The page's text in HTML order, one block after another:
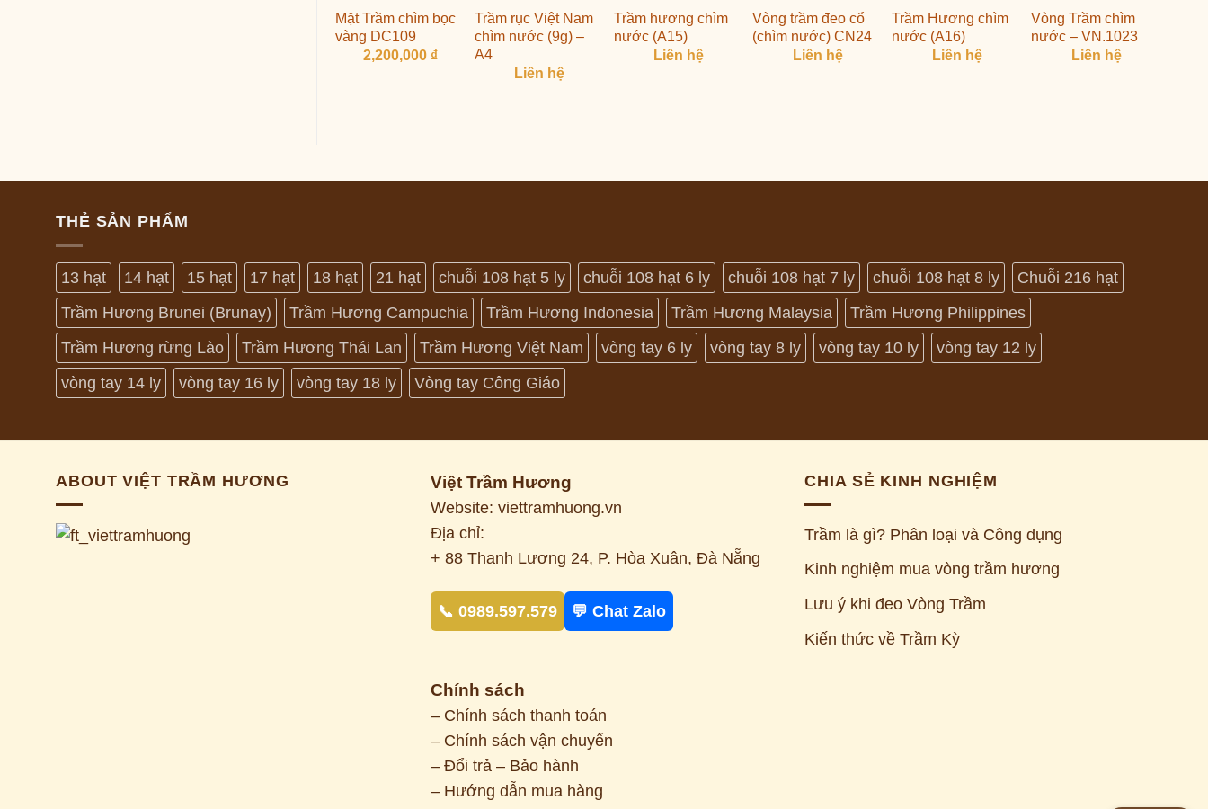
Mặt Trầm chìm bọc
vàng DC109
2,200,000 ₫
Trầm rục Việt Nam
chìm nước (9g) –
A4
Liên hệ
Trầm hương chìm
nước (A15)
Liên hệ
Vòng trầm đeo cổ
(chìm nước) CN24
Liên hệ
Trầm Hương chìm
nước (A16)
Liên hệ
Vòng Trầm chìm
nước – VN.1023
Liên hệ
THẺ SẢN PHẨM
13 hạt 14 hạt 15 hạt 17 hạt 18 hạt 21 hạt chuỗi 108 hạt 5 ly chuỗi 108 hạt 6 ly chuỗi 108 hạt 7 ly chuỗi 108 hạt 8 ly
Chuỗi 216 hạt
Trầm Hương Brunei (Brunay)
Trầm Hương Campuchia Trầm Hương Indonesia Trầm Hương Malaysia
Trầm Hương Philippines
Trầm Hương rừng Lào
Trầm Hương Thái Lan Trầm Hương Việt Nam vòng tay 6 ly vòng tay 8 ly vòng tay 10 ly
vòng tay 12 ly
vòng tay 14 ly
vòng tay 16 ly vòng tay 18 ly Vòng tay Công Giáo
ABOUT VIỆT TRẦM HƯƠNG Việt Trầm Hương
Website: viettramhuong.vn
Địa chỉ:
+ 88 Thanh Lương 24, P. Hòa Xuân, Đà Nẵng
📞 0989.597.579 💬 Chat Zalo
Chính sách
– Chính sách thanh toán
– Chính sách vận chuyển
– Đổi trả – Bảo hành
– Hướng dẫn mua hàng
CHIA SẺ KINH NGHIỆM
Trầm là gì? Phân loại và Công dụng
Kinh nghiệm mua vòng trầm hương
Lưu ý khi đeo Vòng Trầm
Kiến thức về Trầm Kỳ